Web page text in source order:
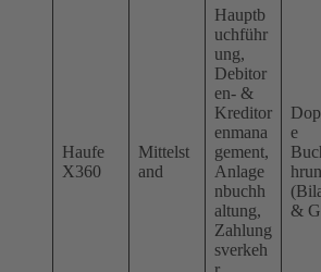
Haufe
X360
Mittelst
and
Hauptb
uchführ
ung,
Debitor
en- &
Kreditor
enmana
gement,
Anlage
nbuchh
altung,
Zahlung
sverkeh
e
&